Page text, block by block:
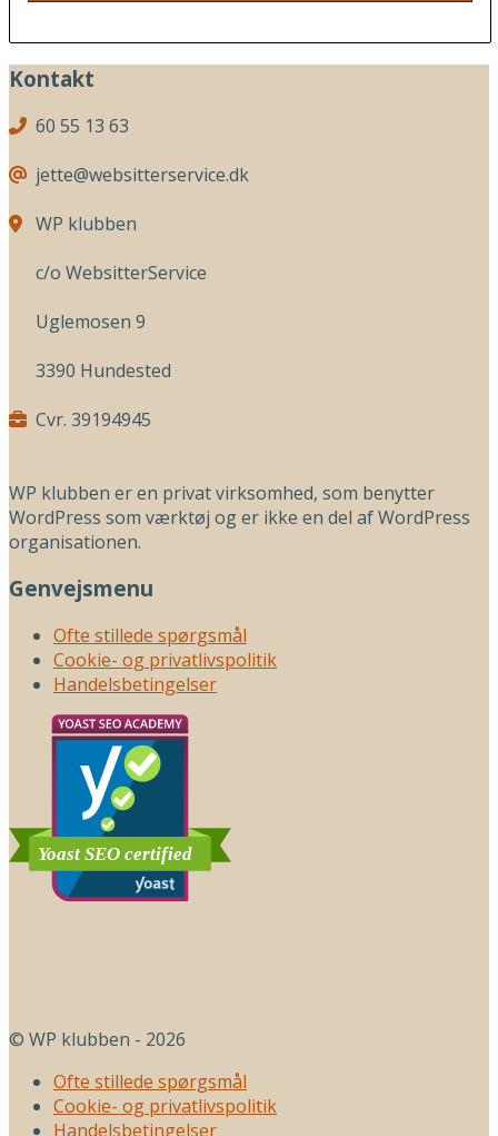
Kontakt
60 55 13 63
jette@websitterservice.dk
WP klubben
c/o WebsitterService
Uglemosen 9
3390 Hundested
Cvr. 39194945
WP klubben er en privat virksomhed, som benytter
WordPress som værktøj og er ikke en del af WordPress
organisationen.
Genvejsmenu
Ofte stillede spørgsmål
Cookie- og privatlivspolitik
Handelsbetingelser
© WP klubben - 2026
Ofte stillede spørgsmål
Cookie- og privatlivspolitik
Handelsbetingelser